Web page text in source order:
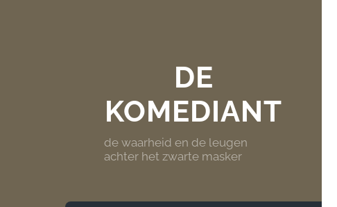
DE
KOMEDIANT
de waarheid en de leugen
achter het zwarte masker